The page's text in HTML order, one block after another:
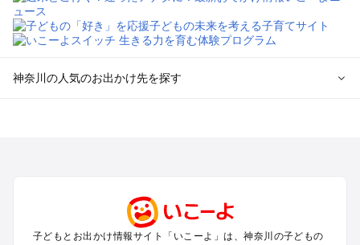
神奈川の人気のお出かけ先を探す
小田原・熱海・湯河原・真鶴のプールお出かけ
町田・相模原・愛川・上野原のプールお出かけ
子どもとお出かけ情報サイト「いこーよ」は、神奈川の子どもの